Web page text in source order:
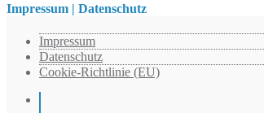
Impressum | Datenschutz
Impressum
Datenschutz
Cookie-Richtlinie (EU)